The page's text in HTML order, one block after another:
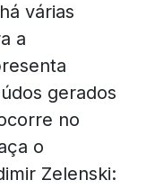
várias
a
gerados
no
o
Zelenski: